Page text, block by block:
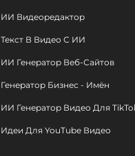
ИИ Видеоредактор
Текст В Видео С ИИ
ИИ Генератор Веб-Сайтов
Генератор Бизнес - Имён
ИИ Генератор Видео Для
Идеи Для YouTube Видео